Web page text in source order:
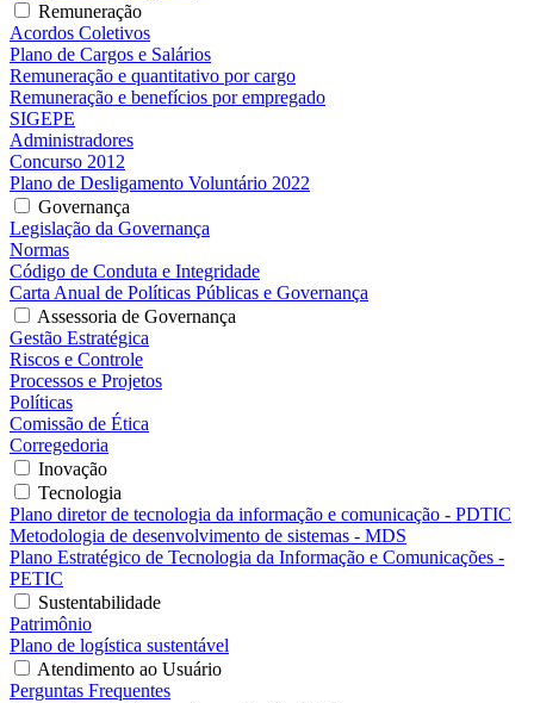
Remuneração
Acordos Coletivos
Plano de Cargos e Salários
Remuneração e quantitativo por cargo
Remuneração e benefícios por empregado
SIGEPE
Administradores
Concurso 2012
Plano de Desligamento Voluntário 2022
Governança
Legislação da Governança
Normas
Código de Conduta e Integridade
Carta Anual de Políticas Públicas e Governança
Assessoria de Governança
Gestão Estratégica
Riscos e Controle
Processos e Projetos
Políticas
Comissão de Ética
Corregedoria
Inovação
Tecnologia
Plano diretor de tecnologia da informação e comunicação - PDTIC
Metodologia de desenvolvimento de sistemas - MDS
Plano Estratégico de Tecnologia da Informação e Comunicações -
PETIC
Sustentabilidade
Patrimônio
Plano de logística sustentável
Atendimento ao Usuário
Perguntas Frequentes